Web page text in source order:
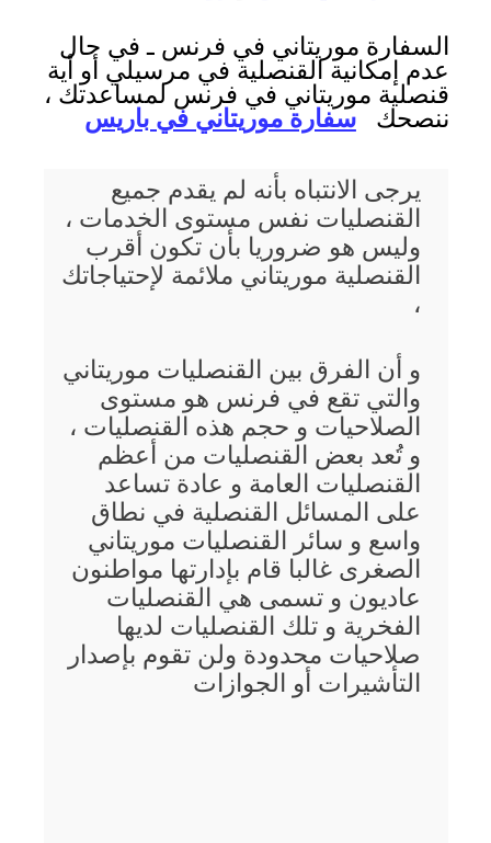
السفارة موريتاني في فرنس ـ في حال
عدم إمكانية القنصلية في مرسيلي أو أية
قنصلية موريتاني في فرنس لمساعدتك ،
ننصحكسفارة موريتاني في باريس
يرجى الانتباه بأنه لم يقدم جميع
القنصليات نفس مستوى الخدمات ،
وليس هو ضروريا بأن تكون أقرب
القنصلية موريتاني ملائمة لإحتياجاتك
،
و أن الفرق بين القنصليات موريتاني
والتي تقع في فرنس هو مستوى
الصلاحيات و حجم هذه القنصليات ،
و تُعد بعض القنصليات من أعظم
القنصليات العامة و عادة تساعد
على المسائل القنصلية في نطاق
واسع و سائر القنصليات موريتاني
الصغرى غالبا قام بإدارتها مواطنون
عاديون و تسمى هي القنصليات
الفخرية و تلك القنصليات لديها
صلاحيات محدودة ولن تقوم بإصدار
التأشيرات أو الجوازات